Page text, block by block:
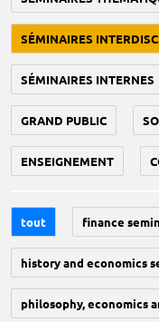
SÉMINAIRES
SÉMINAIRES INTERNES
GRAND PUBLIC
ENSEIGNEMENT
tout finance
history and economics
philosophy, economics